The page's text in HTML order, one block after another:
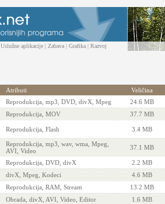
Uslužne aplikacije | Zabava | Grafika | Razvoj
Atributi Veličina
Reprodukcija, mp3, DVD, divX, Mpeg 24.6 MB
Reprodukcija, MOV 37.7 MB
Reprodukcija, Flash 3.4 MB
Reprodukcija, mp3, wav, wma, Mpeg,
AVI, Video
37.1 MB
Reprodukcija, DVD, divX 2.2 MB
divX, Mpeg, Kodeci 4.6 MB
Reprodukcija, RAM, Stream 13.2 MB
Obrada, divX, AVI, Video, Editor 1.6 MB